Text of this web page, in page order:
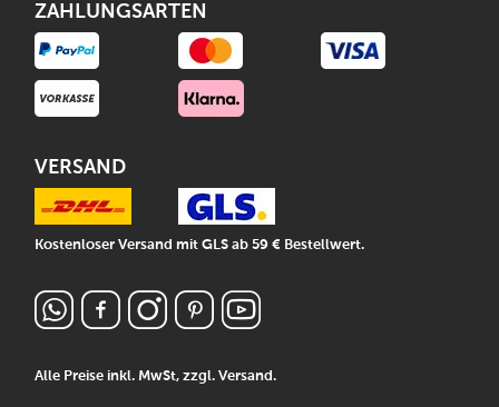
Alle Preise inkl. MwSt, zzgl.Versand.
ZAHLUNGSARTEN
VERSAND
Kostenloser Versand mit GLS ab 59 € Bestellwert.